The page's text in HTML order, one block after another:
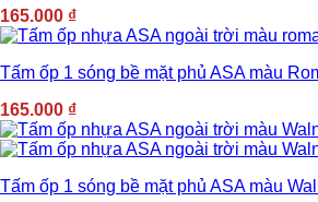
165.000 ₫
Tấm ốp 1 sóng bề mặt phủ ASA màu
165.000 ₫
Tấm ốp 1 sóng bề mặt phủ ASA màu